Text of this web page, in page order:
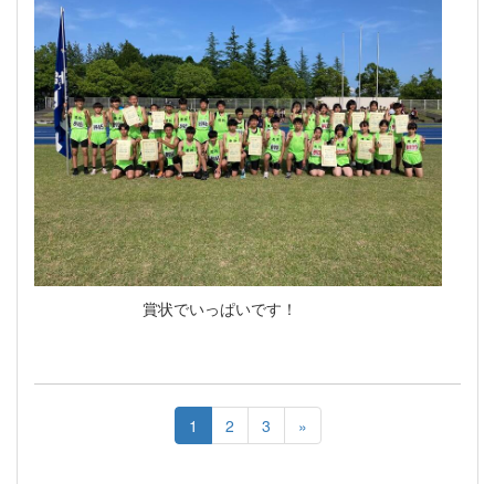
賞状でいっぱいです！
1 2 3 »